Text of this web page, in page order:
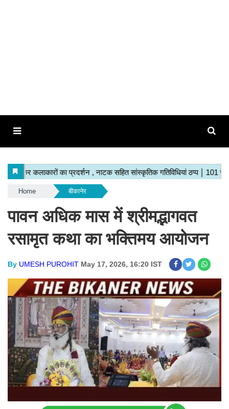
Home बीकानेर
पावन अधिक मास में श्रीमद्भागवत
रसामृत कथा का भक्तिमय आयोजन
By UMESH PUROHIT May 17, 2026, 16:20 IST